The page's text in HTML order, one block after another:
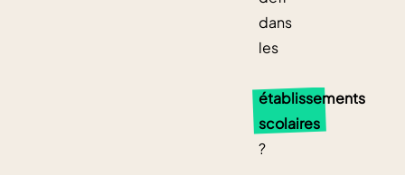
dans
les
établissements
scolaires
?